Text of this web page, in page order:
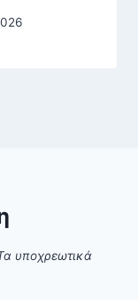
υποχρεωτικά